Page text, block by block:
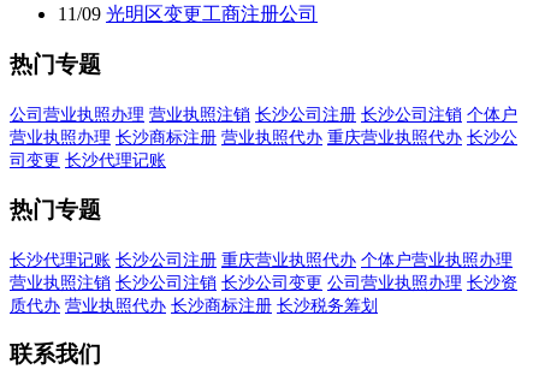
11/09 光明区变更工商注册公司
热门专题
公司营业执照办理 营业执照注销 长沙公司注册 长沙公司注销 个体户
营业执照办理 长沙商标注册 营业执照代办 重庆营业执照代办 长沙公
司变更 长沙代理记账
热门专题
长沙代理记账 长沙公司注册 重庆营业执照代办 个体户营业执照办理
营业执照注销 长沙公司注销 长沙公司变更 公司营业执照办理 长沙资
质代办 营业执照代办 长沙商标注册 长沙税务筹划
联系我们